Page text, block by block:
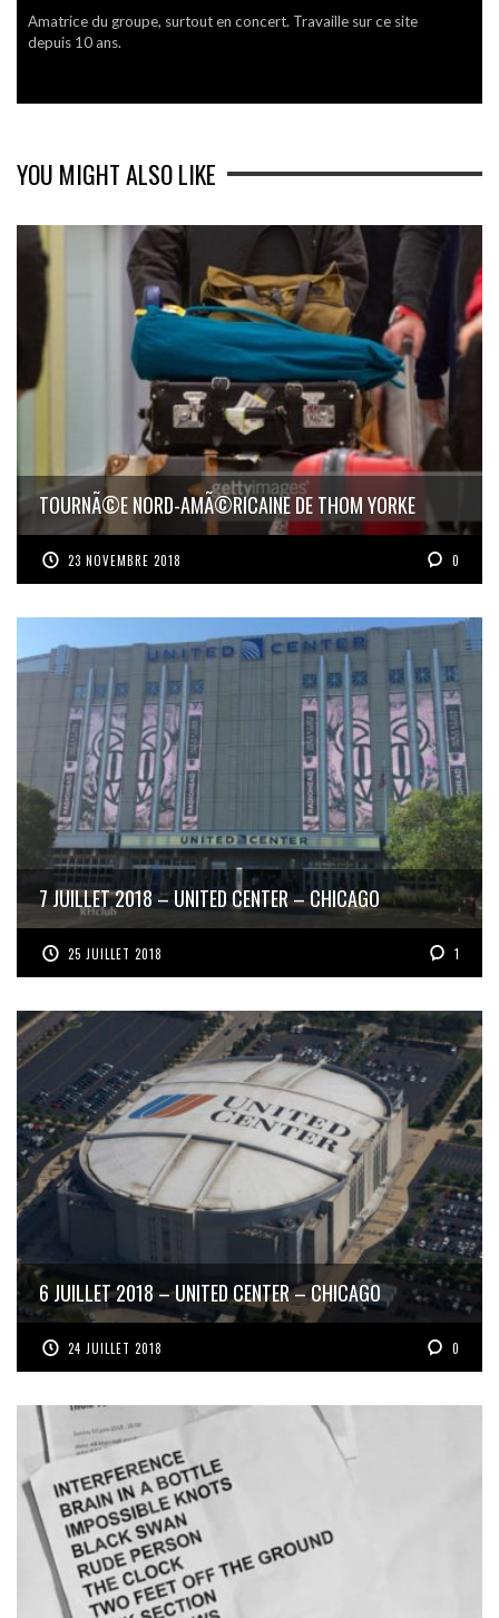
Amatrice du groupe, surtout en concert. Travaille sur ce site
depuis 10 ans.
YOU MIGHT ALSO LIKE
TOURNÃ©E NORD-AMÃ©RICAINE DE THOM YORKE
23 NOVEMBRE 2018 0
7 JUILLET 2018 – UNITED CENTER – CHICAGO
25 JUILLET 2018 1
6 JUILLET 2018 – UNITED CENTER – CHICAGO
24 JUILLET 2018 0